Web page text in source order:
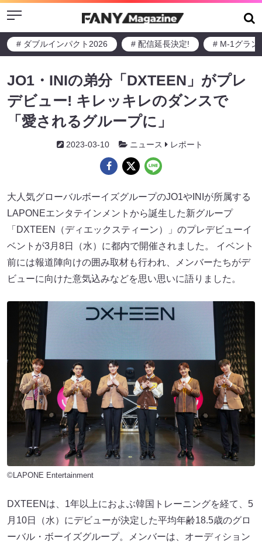
Menu
# ダブルインパクト2026 # 配信延長決定! # M-1グラン
JO1・INIの弟分「DXTEEN」がプレ
デビュー! キレッキレのダンスで
「愛されるグループに」
2023-03-10 ニュース レポート
大人気グローバルボーイズグループのJO1やINIが所属する
LAPONEエンタテインメント​​​​から誕生した新グループ
「DXTEEN（ディエックスティーン）」のプレデビューイ
ベントが3月8日（水）に都内で開催されました。 イベント
前には報道陣向けの囲み取材も行われ、メンバーたちがデ
ビューに向けた意気込みなどを思い思いに語りました。
©LAPONE Entertainment
DXTEENは、1年以上におよぶ韓国トレーニングを経て、5
月10日（水）にデビューが決定した平均年齢18.5歳のグロ
ーバル・ボーイズグループ。メンバーは、オーディション